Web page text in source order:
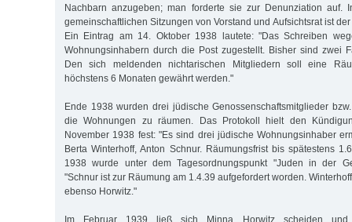
Nachbarn anzugeben; man forderte sie zur Denunziation auf.
gemeinschaftlichen Sitzungen von Vorstand und Aufsichtsrat ist
Ein Eintrag am 14. Oktober 1938 lautete: "Das Schreiben
Wohnungsinhabern durch die Post zugestellt. Bisher sind zwei
Den sich meldenden nichtarischen Mitgliedern soll eine
höchstens 6 Monaten gewährt werden."
Ende 1938 wurden drei jüdische Genossenschaftsmitglieder
die Wohnungen zu räumen. Das Protokoll hielt den
November 1938 fest: "Es sind drei jüdische Wohnungsinhaber
Berta Winterhoff, Anton Schnur. Räumungsfrist bis spätestens
1938 wurde unter dem Tagesordnungspunkt "Juden in der
"Schnur ist zur Räumung am 1.4.39 aufgefordert worden.
ebenso Horwitz."
Im Februar 1939 ließ sich Minna Horwitz scheiden